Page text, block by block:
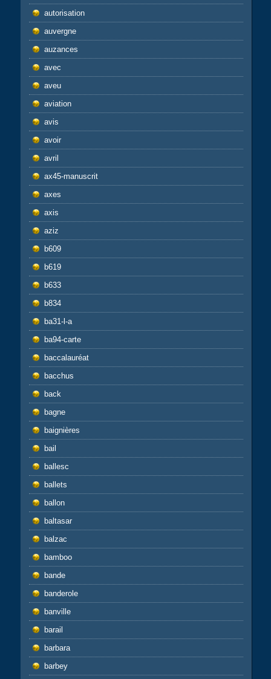
autorisation
auvergne
auzances
avec
aveu
aviation
avis
avoir
avril
ax45-manuscrit
axes
axis
aziz
b609
b619
b633
b834
ba31-l-a
ba94-carte
baccalauréat
bacchus
back
bagne
baignières
bail
ballesc
ballets
ballon
baltasar
balzac
bamboo
bande
banderole
banville
barail
barbara
barbey